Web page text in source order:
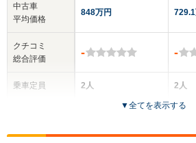
中古車
平均価格
クチコミ
総合評価
乗車定員
848万円
-
2人
729.1
-
2人
-
▼全てを表示する